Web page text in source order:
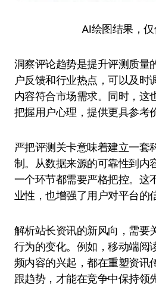
AI绘图结果，
洞察评论趋势是提升评测质量
户反馈和行业热点，可以及时
内容符合市场需求。同时，这
把握用户心理，提供更具参考
严把评测关卡意味着建立一套
制。从数据来源的可靠性到内
一个环节都需要严格把控。这
业性，也增强了用户对平台的
解析站长资讯的新风向，需要
行为的变化。例如，移动端阅
频内容的兴起，都在重塑资讯
跟趋势，才能在竞争中保持领先